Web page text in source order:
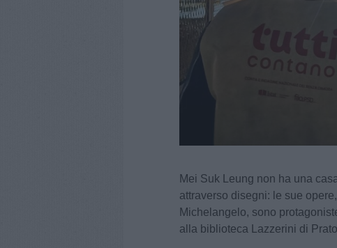
Mei Suk Leung non ha una
attraverso disegni: le sue
Michelangelo, sono
alla biblioteca Lazzerini di